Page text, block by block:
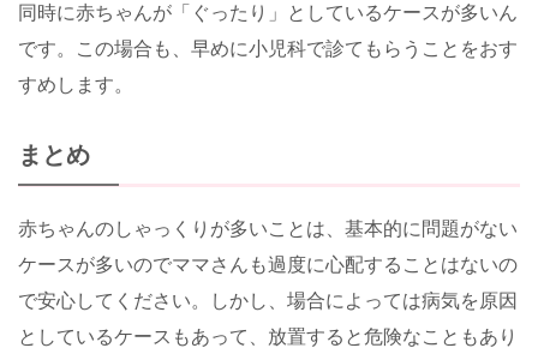
同時に赤ちゃんが「ぐったり」としているケースが多いん
です。この場合も、早めに小児科で診てもらうことをおす
すめします。
まとめ
赤ちゃんのしゃっくりが多いことは、基本的に問題がない
ケースが多いのでママさんも過度に心配することはないの
で安心してください。しかし、場合によっては病気を原因
としているケースもあって、放置すると危険なこともあり